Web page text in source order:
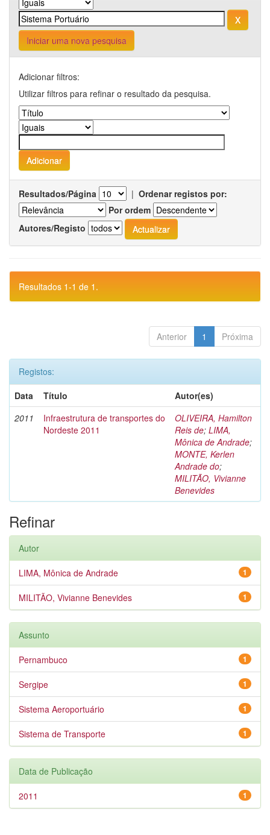
Iniciar uma nova pesquisa
Adicionar filtros:
Utilizar filtros para refinar o resultado da pesquisa.
Resultados/Página | Ordenar registos por:
Por ordem
Autores/Registo
Resultados 1-1 de 1.
Anterior 1 Próxima
Registos:
Data
Título
Autor(es)
2011
Infraestrutura de transportes do
Nordeste 2011
OLIVEIRA, Hamilton
Reis de; LIMA,
Mônica de Andrade;
MONTE, Kerlen
Andrade do;
MILITÃO, Vivianne
Benevides
Refinar
Autor
1
LIMA, Mônica de Andrade
1
MILITÃO, Vivianne Benevides
Assunto
1
Pernambuco
1
Sergipe
1
Sistema Aeroportuário
1
Sistema de Transporte
Data de Publicação
1
2011